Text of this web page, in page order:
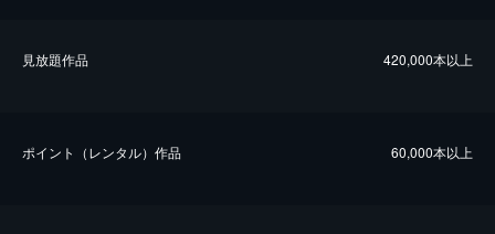
⾒放題作品 420,000本以上
ポイント（レンタル）作品 60,000本以上